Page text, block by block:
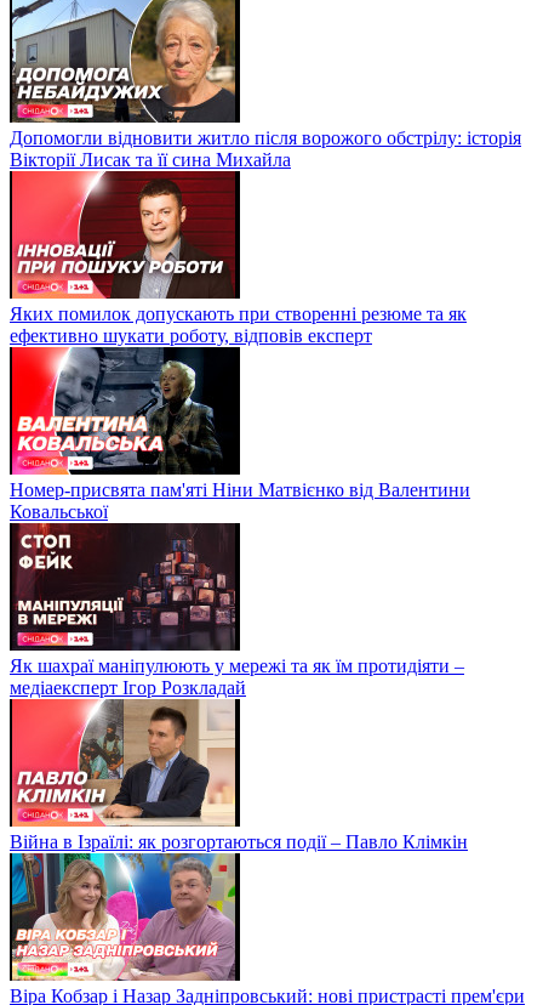
Допомогли відновити житло після ворожого обстрілу: історія
Вікторії Лисак та її сина Михайла
Яких помилок допускають при створенні резюме та як
ефективно шукати роботу, відповів експерт
Номер-присвята пам'яті Ніни Матвієнко від Валентини
Ковальської
Як шахраї маніпулюють у мережі та як їм протидіяти –
медіаексперт Ігор Розкладай
Війна в Ізраїлі: як розгортаються події – Павло Клімкін
Віра Кобзар і Назар Задніпровський: нові пристрасті прем'єри